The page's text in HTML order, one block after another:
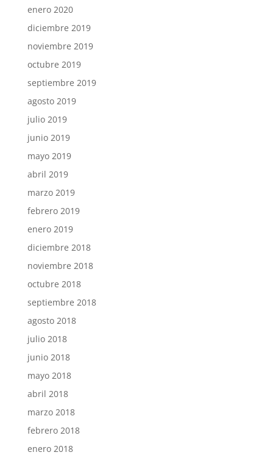
enero 2020
diciembre 2019
noviembre 2019
octubre 2019
septiembre 2019
agosto 2019
julio 2019
junio 2019
mayo 2019
abril 2019
marzo 2019
febrero 2019
enero 2019
diciembre 2018
noviembre 2018
octubre 2018
septiembre 2018
agosto 2018
julio 2018
junio 2018
mayo 2018
abril 2018
marzo 2018
febrero 2018
enero 2018